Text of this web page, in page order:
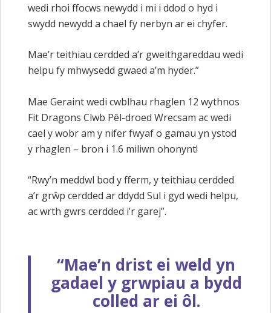
wedi rhoi ffocws newydd i mi i ddod o hyd i
swydd newydd a chael fy nerbyn ar ei chyfer.
Mae’r teithiau cerdded a’r gweithgareddau wedi
helpu fy mhwysedd gwaed a’m hyder.”
Mae Geraint wedi cwblhau rhaglen 12 wythnos
Fit Dragons Clwb Pêl-droed Wrecsam ac wedi
cael y wobr am y nifer fwyaf o gamau yn ystod
y rhaglen – bron i 1.6 miliwn ohonynt!
“Rwy’n meddwl bod y fferm, y teithiau cerdded
a’r grŵp cerdded ar ddydd Sul i gyd wedi helpu,
ac wrth gwrs cerdded i’r garej”.
“Mae’n drist ei weld yn
gadael y grwpiau a bydd
colled ar ei ôl.